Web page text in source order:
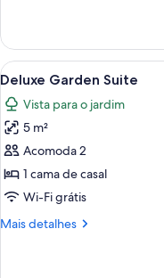
2
quartos
(Beach
Access)
Carrega
todas
as
fotos
de
Deluxe
Garden
6
Deluxe Garden Suite
Vista para o jardim
5 m²
Acomoda 2
1 cama de casal
Wi-Fi grátis
Mais detalhes
Mais